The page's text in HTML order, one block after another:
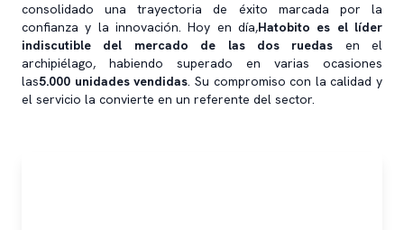
consolidado una trayectoria de éxito marcada por la
confianza y la innovación. Hoy en día,Hatobito es el líder
indiscutible del mercado de las dos ruedas en el
archipiélago, habiendo superado en varias ocasiones
las5.000 unidades vendidas. Su compromiso con la calidad y
el servicio la convierte en un referente del sector.